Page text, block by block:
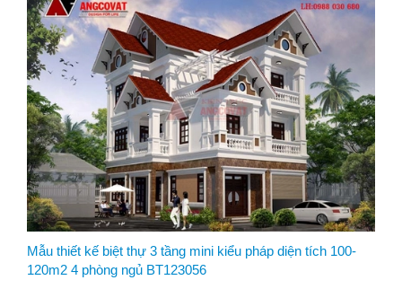
Mẫu thiết kế biệt thự 3 tầng mini kiểu pháp diện tích 100-
120m2 4 phòng ngủ BT123056